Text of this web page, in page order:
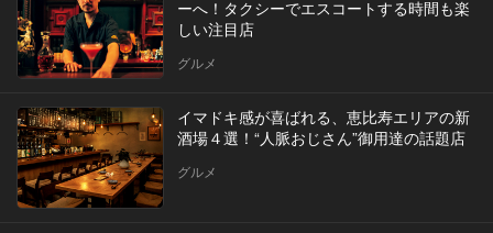
ーへ！タクシーでエスコートする時間も楽
しい注目店
グルメ
イマドキ感が喜ばれる、恵比寿エリアの新
酒場４選！“人脈おじさん”御用達の話題店
グルメ